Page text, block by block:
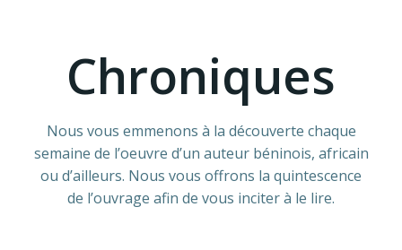
Chroniques
Nous vous emmenons à la découverte chaque
semaine de l’oeuvre d’un auteur béninois, africain
ou d’ailleurs. Nous vous offrons la quintescence
de l’ouvrage afin de vous inciter à le lire.